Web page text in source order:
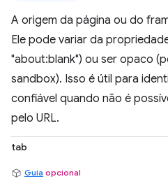
A origem da página ou do
Ele pode variar da
"about:blank") ou ser opaco
sandbox). Isso é útil para
confiável quando não é
pelo URL.
tab
Guia opcional